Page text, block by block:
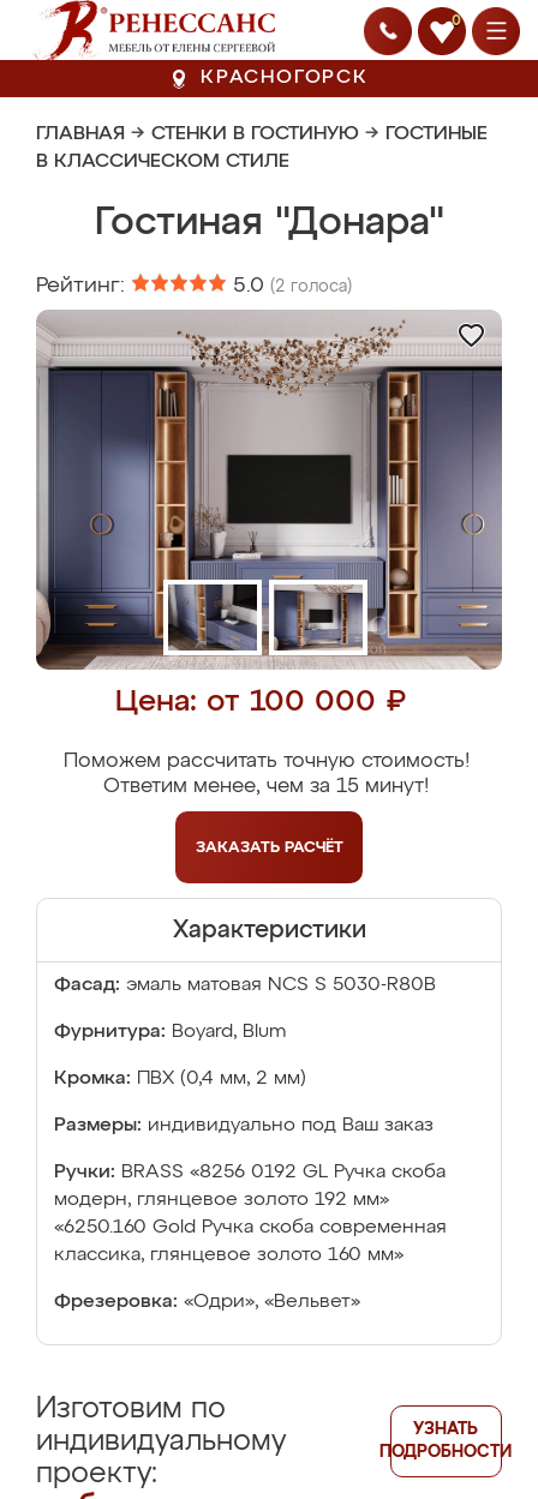
0
КРАСНОГОРСК
ГЛАВНАЯ → СТЕНКИ В ГОСТИНУЮ → ГОСТИНЫЕ
В КЛАССИЧЕСКОМ СТИЛЕ
Гостиная "Донара"
Рейтинг: 5.0 (2 голоса)
Цена: от 100 000 ₽
Поможем рассчитать точную стоимость!
Ответим менее, чем за 15 минут!
ЗАКАЗАТЬ РАСЧЁТ
Характеристики
Фасад: эмаль матовая NCS S 5030-R80B
Фурнитура: Boyard, Blum
Кромка: ПВХ (0,4 мм, 2 мм)
Размеры: индивидуально под Ваш заказ
Ручки: BRASS «8256 0192 GL Ручка скоба
модерн, глянцевое золото 192 мм»
«6250.160 Gold Ручка скоба современная
классика, глянцевое золото 160 мм»
Фрезеровка: «Одри», «Вельвет»
Изготовим по
индивидуальному
проекту:
УЗНАТЬ
ПОДРОБНОСТИ